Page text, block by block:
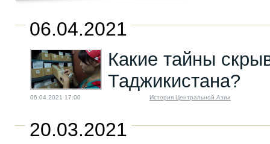
Как живет Россия в
условиях санкций
06.04.2021
Какие тайны
Таджикистана?
06.04.2021 17:00 История Центральной Азии
20.03.2021